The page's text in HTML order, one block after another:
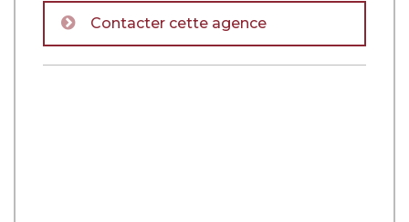
Contacter cette agence